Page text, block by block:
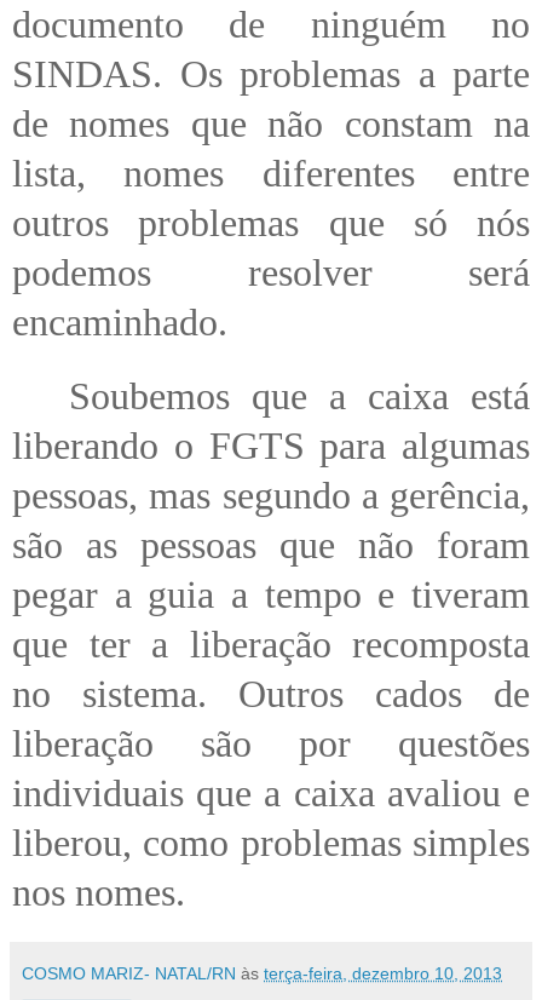
documento de ninguém no
SINDAS. Os problemas a parte
de nomes que não constam na
lista, nomes diferentes entre
outros problemas que só nós
podemos resolver será
encaminhado.
Soubemos que a caixa está
liberando o FGTS para algumas
pessoas, mas segundo a gerência,
são as pessoas que não foram
pegar a guia a tempo e tiveram
que ter a liberação recomposta
no sistema. Outros cados de
liberação são por questões
individuais que a caixa avaliou e
liberou, como problemas simples
nos nomes.
COSMO MARIZ- NATAL/RN às terça-feira, dezembro 10, 2013